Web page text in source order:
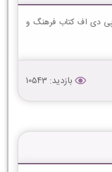
پی دی اف کتاب فرهنگ و
بازدید: 10543